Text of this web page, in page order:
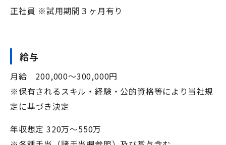
正社員 ※試用期間３ヶ月有り
給与
月給 200,000～300,000円
※保有されるスキル・経験・公的資格等により当社規
定に基づき決定
年収想定 320万～550万